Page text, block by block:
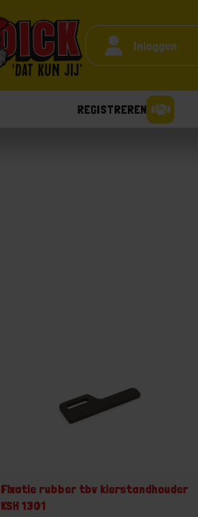
Inloggen
REGISTREREN
Fixatie rubber tbv kierstandhouder
KSH 1301